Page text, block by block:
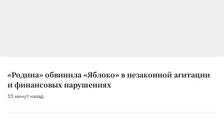
«Родина» обвинила «Яблоко» в незаконной агитации
и финансовых нарушениях
55 минут назад